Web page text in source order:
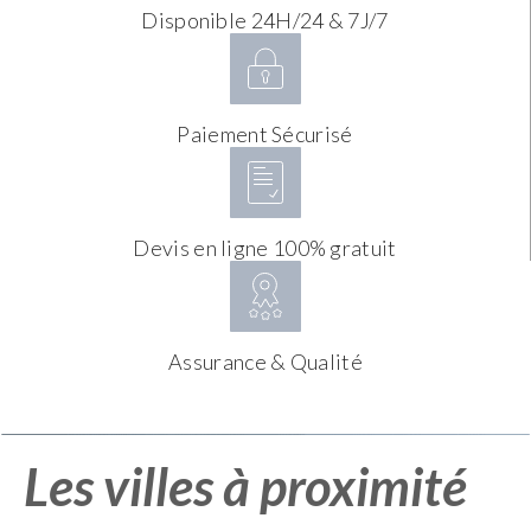
Disponible 24H/24 & 7J/7
Paiement Sécurisé
Devis en ligne 100% gratuit
Assurance & Qualité
Les villes à proximité